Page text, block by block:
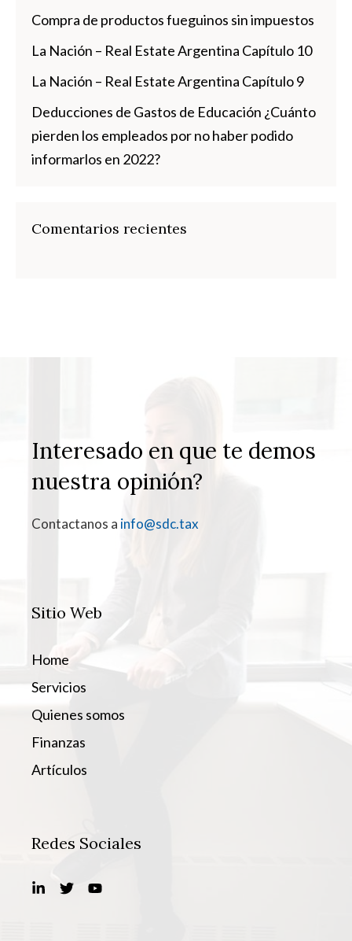
Compra de productos fueguinos sin impuestos
La Nación – Real Estate Argentina Capítulo 10
La Nación – Real Estate Argentina Capítulo 9
Deducciones de Gastos de Educación ¿Cuánto
pierden los empleados por no haber podido
informarlos en 2022?
Comentarios recientes
Interesado en que te demos
nuestra opinión?
Contactanos a info@sdc.tax
Sitio Web
Home
Servicios
Quienes somos
Finanzas
Artículos
Redes Sociales